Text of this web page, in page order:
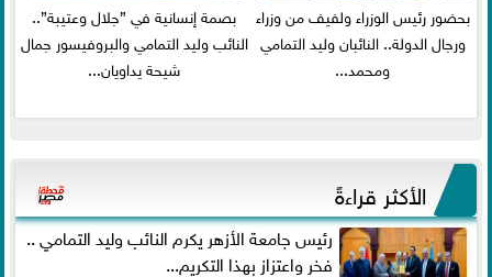
بحضور رئيس الوزراء ولفيف من وزراء
ورجال الدولة.. النائبان وليد التمامي
ومحمد...
بصمة إنسانية في ”جلال وعتيبة”..
النائب وليد التمامي والبروفيسور جمال
شيحة يداويان...
الأكثر قراءةً
رئيس جامعة الأزهر يكرم النائب وليد التمامي ..
فخر واعتزاز بهذا التكريم...